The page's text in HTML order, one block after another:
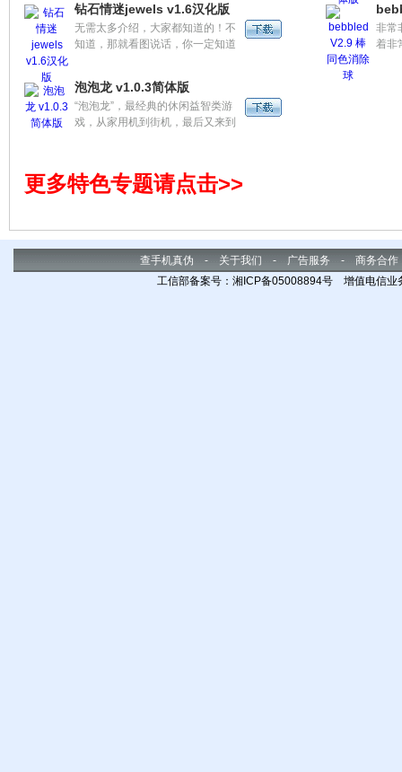
们提
起来
钻石情迷jewels v1.6汉化版
无需太多介绍，大家都知道的！不
知道，那就看图说话，你一定知道
非常
着非
泡泡龙 v1.0.3简体版
“泡泡龙”，最经典的休闲益智类游
戏，从家用机到街机，最后又来到
快乐！
更多特色专题请点击>>
查手机真伪 - 关于我们 - 广告服务 - 商务合作
工信部备案号：湘ICP备05008894号 增值电信